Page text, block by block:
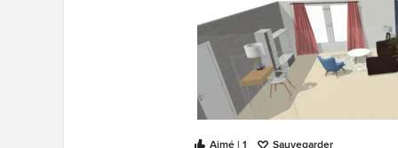
Aimé | 1 Sauvegarder